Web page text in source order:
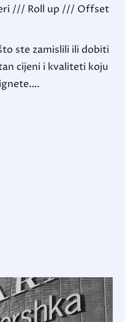
/// Roll up /// Offset
ste zamislili ili dobiti
cijeni i kvaliteti koju